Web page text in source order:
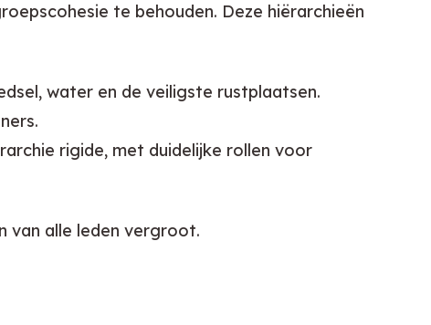
te behouden. Deze hiërarchieën
water en de veiligste rustplaatsen.
rigide, met duidelijke rollen voor
van alle leden vergroot.